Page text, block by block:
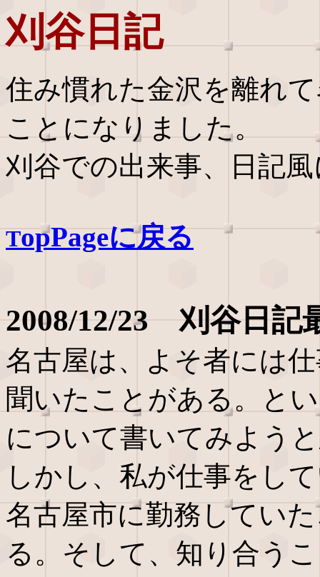
刈谷日記
住み慣れた金沢を離れ
ことになりました。
刈谷での出来事、日記
TopPageに戻る
2008/12/23 刈谷日記
名古屋は、よそ者には
聞いたことがある。と
について書いてみよう
しかし、私が仕事をし
名古屋市に勤務してい
る。そして、知り合う